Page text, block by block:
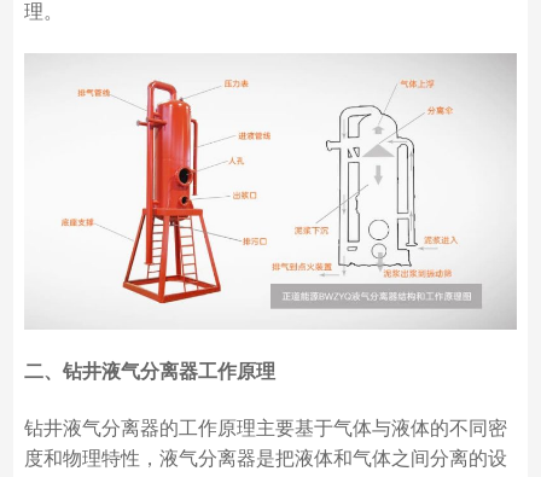
理。
二、钻井液气分离器工作原理
钻井液气分离器的工作原理主要基于气体与液体的不同密
度和物理特性，液气分离器是把液体和气体之间分离的设